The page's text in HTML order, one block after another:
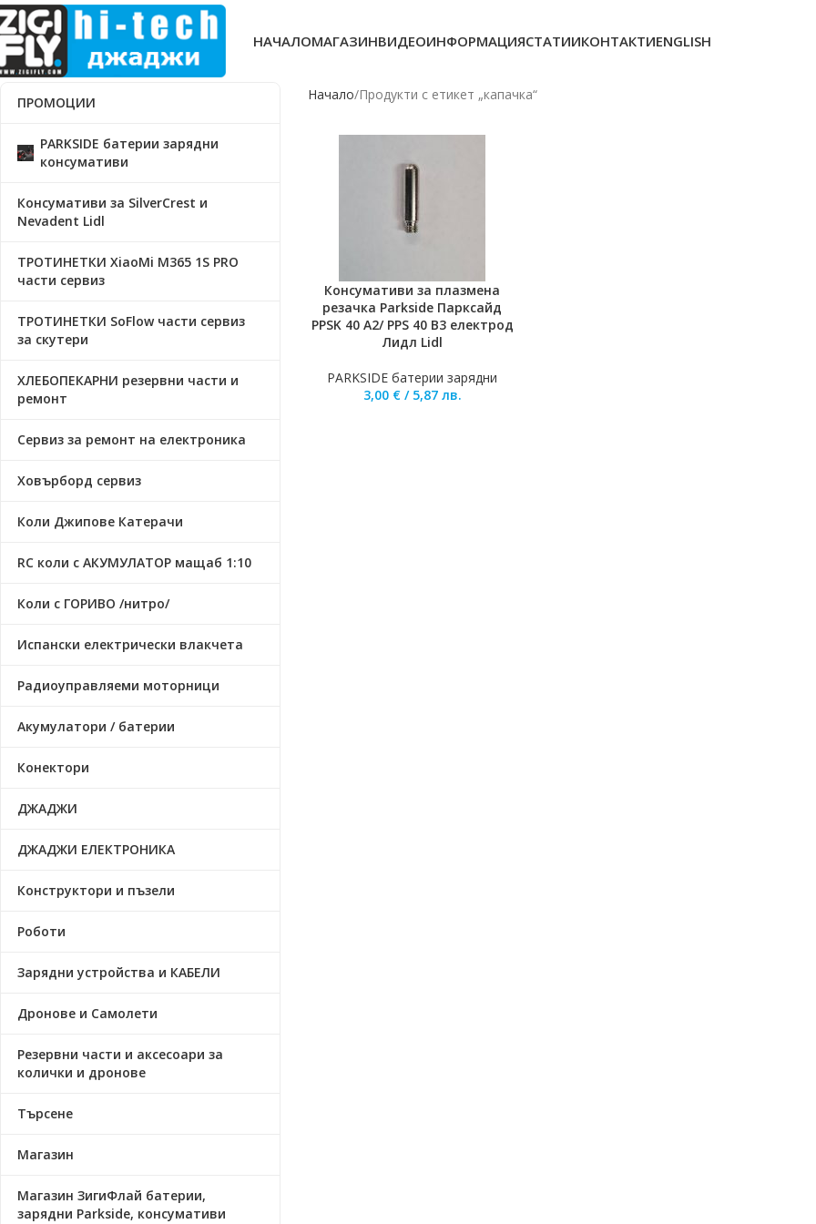
НАЧАЛОМАГАЗИНВИДЕОИНФОРМАЦИЯСТАТИИКОНТАКТИENGLISH
ПРОМОЦИИ
PARKSIDE батерии зарядни
консумативи
Консумативи за SilverCrest и
Nevadent Lidl
ТРОТИНЕТКИ XiaoMi M365 1S PRO
части сервиз
ТРОТИНЕТКИ SoFlow части сервиз
за скутери
ХЛЕБОПЕКАРНИ резервни части и
ремонт
Сервиз за ремонт на електроника
Ховърборд сервиз
Коли Джипове Катерачи
RC коли с АКУМУЛАТОР мащаб 1:10
Коли с ГОРИВО /нитро/
Испански електрически влакчета
Радиоуправляеми моторници
Акумулатори / батерии
Конектори
ДЖАДЖИ
ДЖАДЖИ ЕЛЕКТРОНИКА
Конструктори и пъзели
Роботи
Зарядни устройства и КАБЕЛИ
Дронове и Самолети
Резервни части и аксесоари за
колички и дронове
Търсене
Магазин
Магазин ЗигиФлай батерии,
зарядни Parkside, консумативи
Начало Продукти с етикет „капачка“
ДОБАВЯНЕ В КОЛИЧКАТА
Консумативи за плазмена
резачка Parkside Парксайд
PPSK 40 A2/ PPS 40 B3 електрод
Лидл Lidl
PARKSIDE батерии зарядни
3,00 € / 5,87 лв.